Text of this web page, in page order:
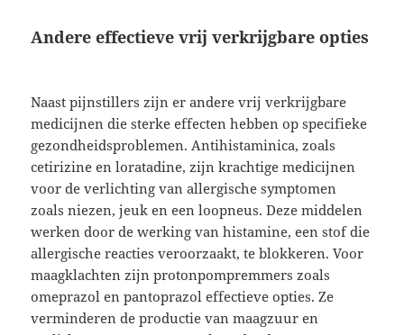
Andere effectieve vrij verkrijgbare opties
Naast pijnstillers zijn er andere vrij verkrijgbare
medicijnen die sterke effecten hebben op specifieke
gezondheidsproblemen. Antihistaminica, zoals
cetirizine en loratadine, zijn krachtige medicijnen
voor de verlichting van allergische symptomen
zoals niezen, jeuk en een loopneus. Deze middelen
werken door de werking van histamine, een stof die
allergische reacties veroorzaakt, te blokkeren. Voor
maagklachten zijn protonpompremmers zoals
omeprazol en pantoprazol effectieve opties. Ze
verminderen de productie van maagzuur en